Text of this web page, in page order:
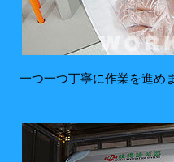
一つ一つ丁寧に作業を進め